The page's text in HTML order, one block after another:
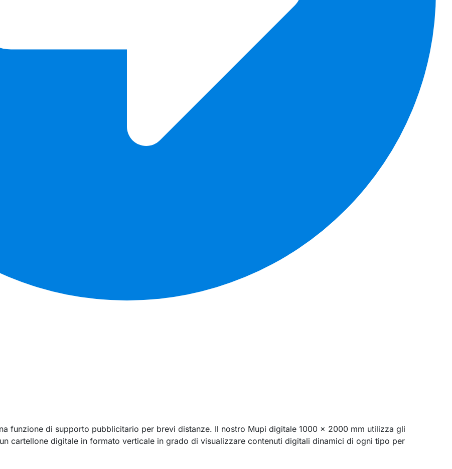
funzione di supporto pubblicitario per brevi distanze. Il nostro Mupi digitale 1000 x 2000 mm utilizza gli
cartellone digitale in formato verticale in grado di visualizzare contenuti digitali dinamici di ogni tipo per